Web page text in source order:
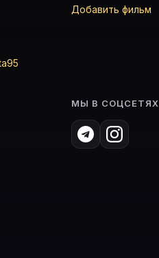
Добавить фильм
МЫ В СОЦСЕТЯХ